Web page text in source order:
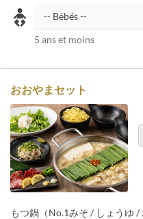
5 ans et moins
おおやまセット
もつ鍋（No.1みそ / しょうゆ /